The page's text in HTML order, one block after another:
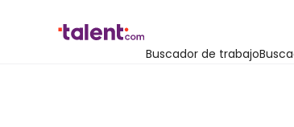
Buscador de trabajo